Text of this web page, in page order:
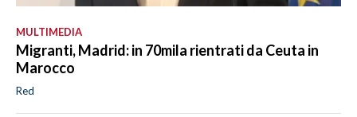
MULTIMEDIA
Migranti, Madrid: in 70mila rientrati da Ceuta in
Marocco
Red